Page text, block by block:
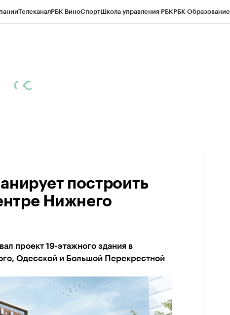
ТелеканалРБК ВиноСпортШкола управления РБКРБК Образование
построить
Нижнего
проект 19-этажного здания в
Одесской и Большой Перекрестной